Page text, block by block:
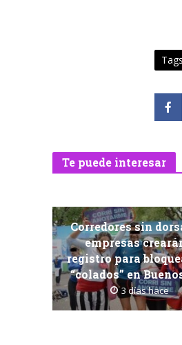
Tags
Te puede interesar
Corredores sin
empresas
registro para
“colados” en
3 días hace